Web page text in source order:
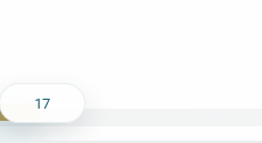
17